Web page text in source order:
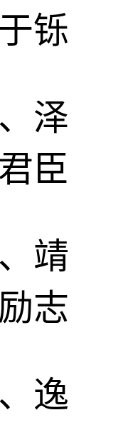
铄
泽
臣
靖
志
逸